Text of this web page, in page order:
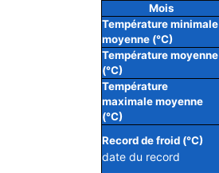
Mois
Température minimale
moyenne (°C)
Température moyenne
(°C)
Température
maximale moyenne
(°C)
Record de froid (°C)
date du record